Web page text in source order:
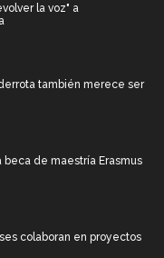
la voz" a
también merece ser
beca de maestría Erasmus
colaboran en proyectos